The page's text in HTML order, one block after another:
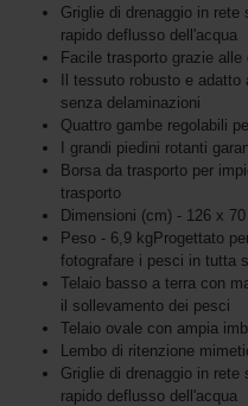
Griglie di drenaggio in
rapido deflusso dell'acqua
Facile trasporto grazie
Il tessuto robusto e adatto
senza delaminazioni
Quattro gambe regolabili
I grandi piedini rotanti
Borsa da trasporto per
trasporto
Dimensioni (cm) - 126 x
Peso - 6,9 kgProgettato
fotografare i pesci in tutta
Telaio basso a terra con
il sollevamento dei pesci
Telaio ovale con ampia
Lembo di ritenzione
Griglie di drenaggio in
rapido deflusso dell'acqua